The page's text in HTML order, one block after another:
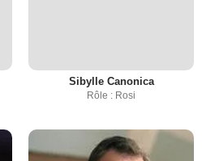
Sibylle Canonica
Rôle : Rosi